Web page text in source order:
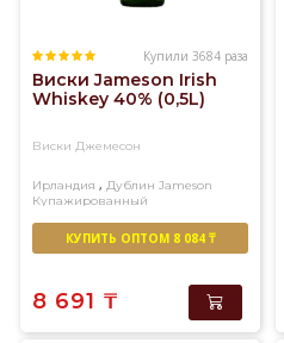
Купили 3684 раза
Виски Jameson Irish
Whiskey 40% (0,5L)
Виски Джемесон
Ирландия , Дублин Jameson
Купажированный
КУПИТЬ ОПТОМ 8 084 ₸
8 691 ₸